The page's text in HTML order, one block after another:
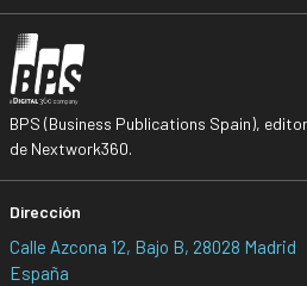
BPS (Business Publications Spain),
de Nextwork360.
Dirección
Calle Azcona 12, Bajo B, 28028 Madrid
España